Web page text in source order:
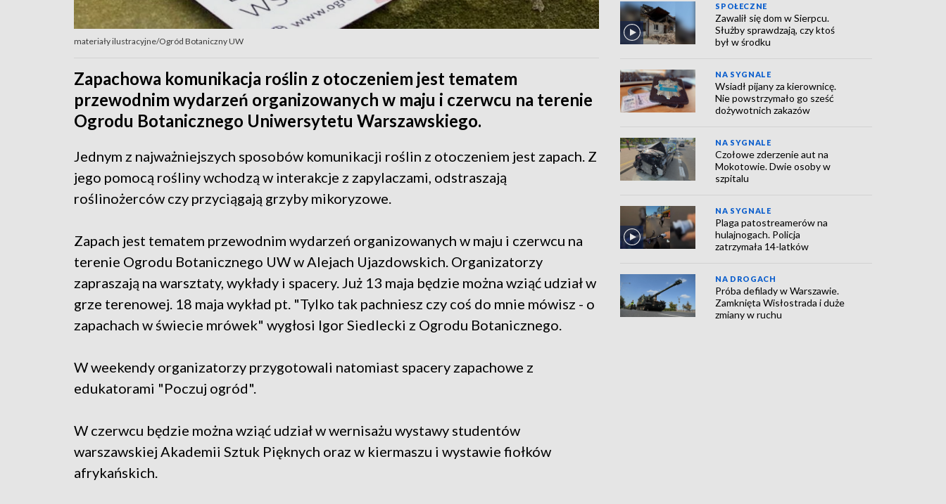
materiały ilustracyjne/Ogród Botaniczny UW
Zapachowa komunikacja roślin z otoczeniem jest tematem
przewodnim wydarzeń organizowanych w maju i czerwcu na terenie
Ogrodu Botanicznego Uniwersytetu Warszawskiego.
Jednym z najważniejszych sposobów komunikacji roślin z otoczeniem jest zapach. Z
jego pomocą rośliny wchodzą w interakcje z zapylaczami, odstraszają
roślinożerców czy przyciągają grzyby mikoryzowe.
Zapach jest tematem przewodnim wydarzeń organizowanych w maju i czerwcu na
terenie Ogrodu Botanicznego UW w Alejach Ujazdowskich. Organizatorzy
zapraszają na warsztaty, wykłady i spacery. Już 13 maja będzie można wziąć udział w
grze terenowej. 18 maja wykład pt. "Tylko tak pachniesz czy coś do mnie mówisz - o
zapachach w świecie mrówek" wygłosi Igor Siedlecki z Ogrodu Botanicznego.
W weekendy organizatorzy przygotowali natomiast spacery zapachowe z
edukatorami "Poczuj ogród".
W czerwcu będzie można wziąć udział w wernisażu wystawy studentów
warszawskiej Akademii Sztuk Pięknych oraz w kiermaszu i wystawie fiołków
afrykańskich.
SPOŁECZNE
Zawalił się dom w Sierpcu.
Służby sprawdzają, czy ktoś
był w środku
NA SYGNALE
Wsiadł pijany za kierownicę.
Nie powstrzymało go sześć
dożywotnich zakazów
NA SYGNALE
Czołowe zderzenie aut na
Mokotowie. Dwie osoby w
szpitalu
NA SYGNALE
Plaga patostreamerów na
hulajnogach. Policja
zatrzymała 14-latków
NA DROGACH
Próba defilady w Warszawie.
Zamknięta Wisłostrada i duże
zmiany w ruchu